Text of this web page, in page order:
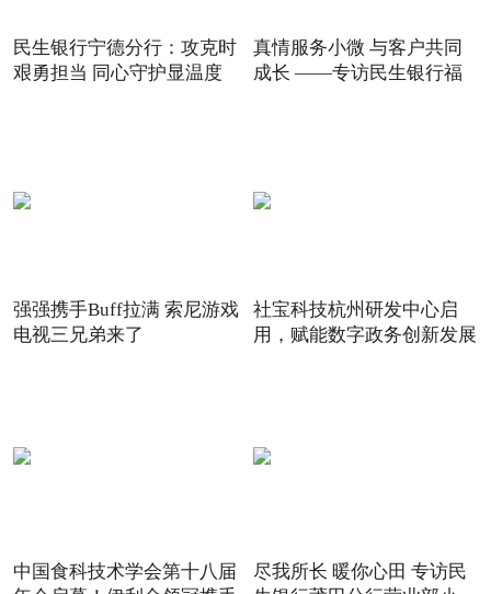
民生银行宁德分行：攻克时
艰勇担当 同心守护显温度
真情服务小微 与客户共同
成长 ——专访民生银行福
强强携手Buff拉满 索尼游戏
电视三兄弟来了
社宝科技杭州研发中心启
用，赋能数字政务创新发展
中国食科技术学会第十八届
尽我所长 暖你心田 专访民